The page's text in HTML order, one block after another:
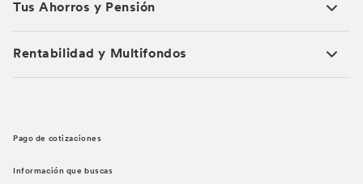
Tus Ahorros y Pensión
Rentabilidad y Multifondos
Pago de cotizaciones
Información que buscas